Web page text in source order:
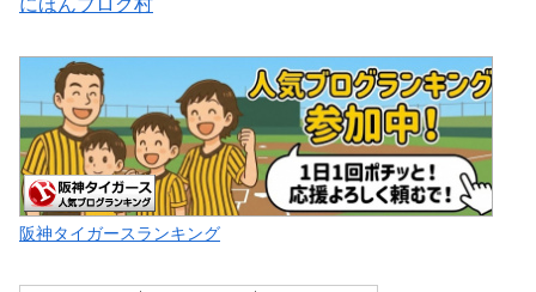
にほんブログ村
阪神タイガースランキング